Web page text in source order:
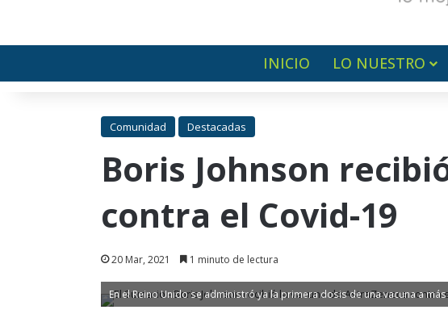
INICIO LO NUESTRO
Comunidad Destacadas
Boris Johnson
contra el Covid-19
20 Mar, 2021 1 minuto de lectura
En el Reino Unido se administró ya la primera dosis de una vacuna a